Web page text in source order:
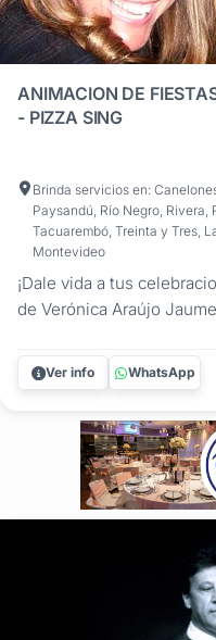
ANIMACION DE
- PIZZA SING
Brinda servicios en:
Paysandú, Río Negro, Rivera,
Tacuarembó, Treinta y Tres,
Montevideo
¡Dale vida a tus
de Verónica Araújo
allí para garantizar que tu
Cumpleaños, Aniversario
Ver info WhatsApp